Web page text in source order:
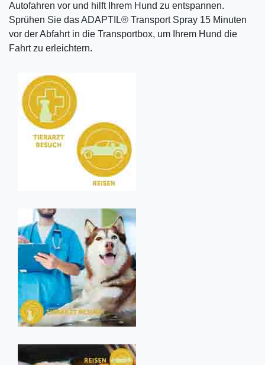
Autofahren vor und hilft Ihrem Hund zu entspannen.
Sprühen Sie das ADAPTIL® Transport Spray 15 Minuten
vor der Abfahrt in die Transportbox, um Ihrem Hund die
Fahrt zu erleichtern.